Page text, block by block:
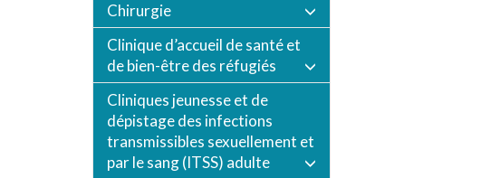
Chirurgie
Clinique d’accueil de santé et
de bien-être des réfugiés
Cliniques jeunesse et de
dépistage des infections
transmissibles sexuellement et
par le sang (ITSS) adulte